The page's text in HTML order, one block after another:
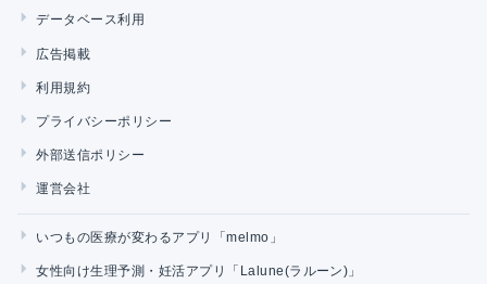
データベース利用
広告掲載
利用規約
プライバシーポリシー
外部送信ポリシー
運営会社
いつもの医療が変わるアプリ「melmo」
女性向け生理予測・妊活アプリ「Lalune(ラルーン)」